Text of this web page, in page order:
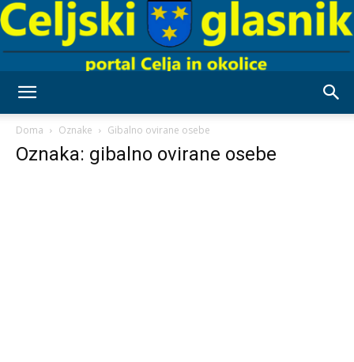
Doma Oznake Gibalno ovirane osebe
Oznaka: gibalno ovirane osebe